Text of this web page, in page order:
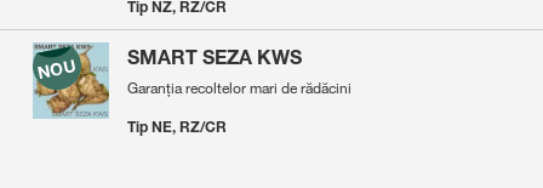
Tip NZ, RZ/CR
SMART SEZA KWS
Garanția recoltelor mari de rădăcini
Tip NE, RZ/CR